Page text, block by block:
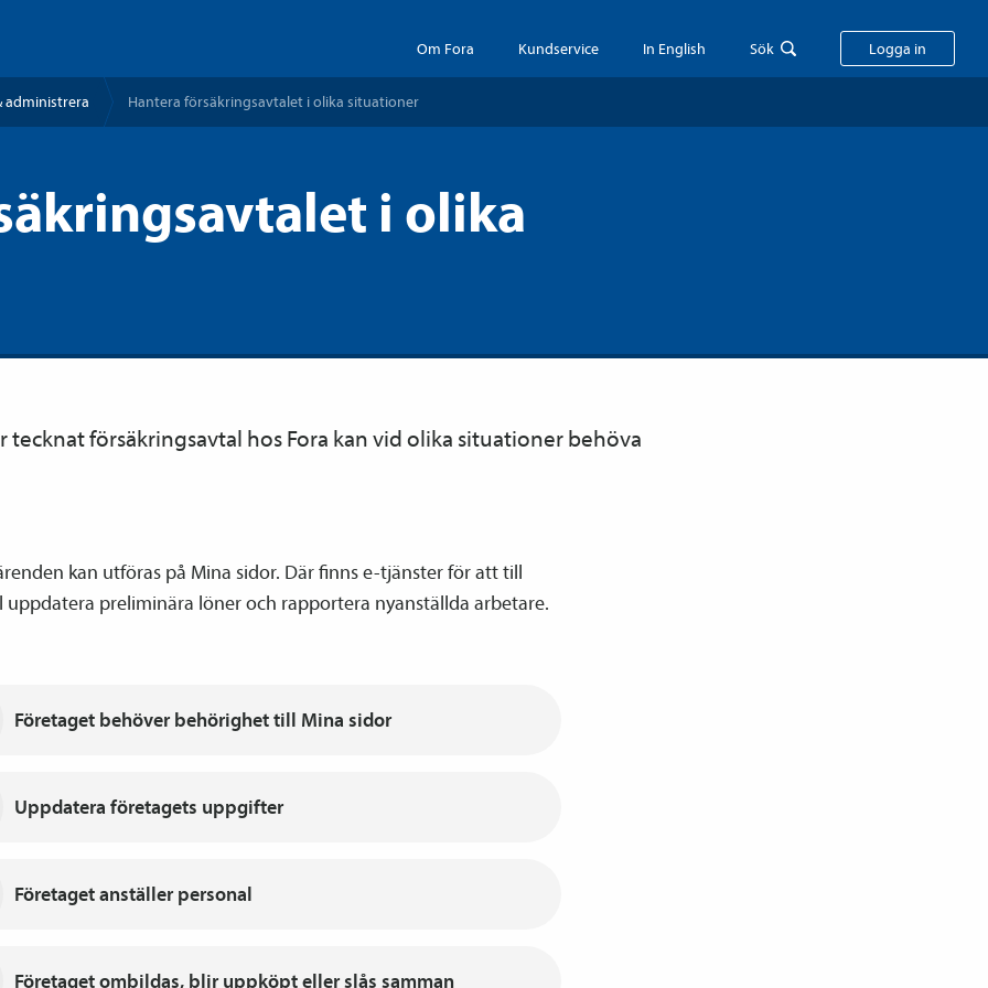
Om Fora Kundservice In English Sök Logga in
administrera Hantera försäkrings­avtalet i olika situationer
i olika
tecknat försäkrings­avtal hos Fora kan vid olika situationer behöva
kan utföras på Mina sidor. Där finns e-tjänster för att till
uppdatera preliminära löner och rapportera nyanställda arbetare.
Företaget behöver behörighet till Mina sidor
Uppdatera företagets uppgifter
Företaget anställer personal
Företaget ombildas, blir uppköpt eller slås samman